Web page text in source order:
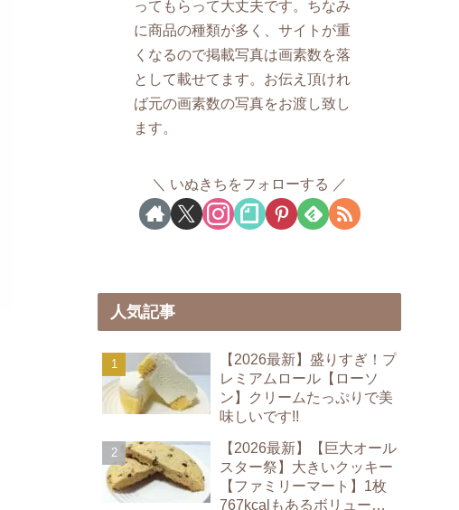
ってもらって大丈夫です。ちなみ
に商品の種類が多く、サイトが重
くなるので掲載写真は画素数を落
として載せてます。お伝え頂けれ
ば元の画素数の写真をお渡し致し
ます。
いぬきちをフォローする
人気記事
【2026最新】盛りすぎ！プ
レミアムロール【ローソ
ン】クリームたっぷりで美
味しいです!!
【2026最新】【巨大オール
スター祭】大きいクッキー
【ファミリーマート】1枚
767kcalもあるボリューム